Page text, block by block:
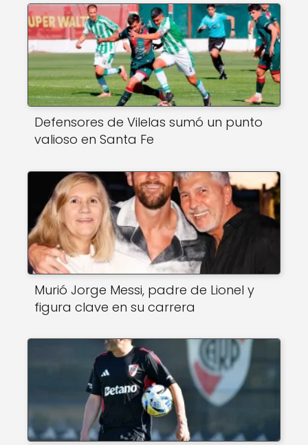
Defensores de Vilelas sumó un punto
valioso en Santa Fe
Murió Jorge Messi, padre de Lionel y
figura clave en su carrera